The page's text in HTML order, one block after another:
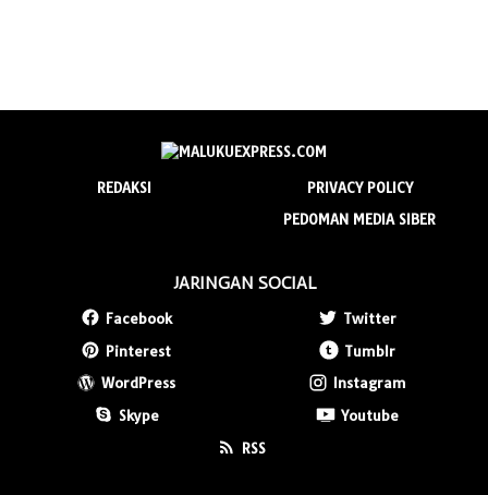
REDAKSI
PRIVACY POLICY
PEDOMAN MEDIA SIBER
JARINGAN SOCIAL
Facebook
Twitter
Pinterest
Tumblr
WordPress
Instagram
Skype
Youtube
RSS